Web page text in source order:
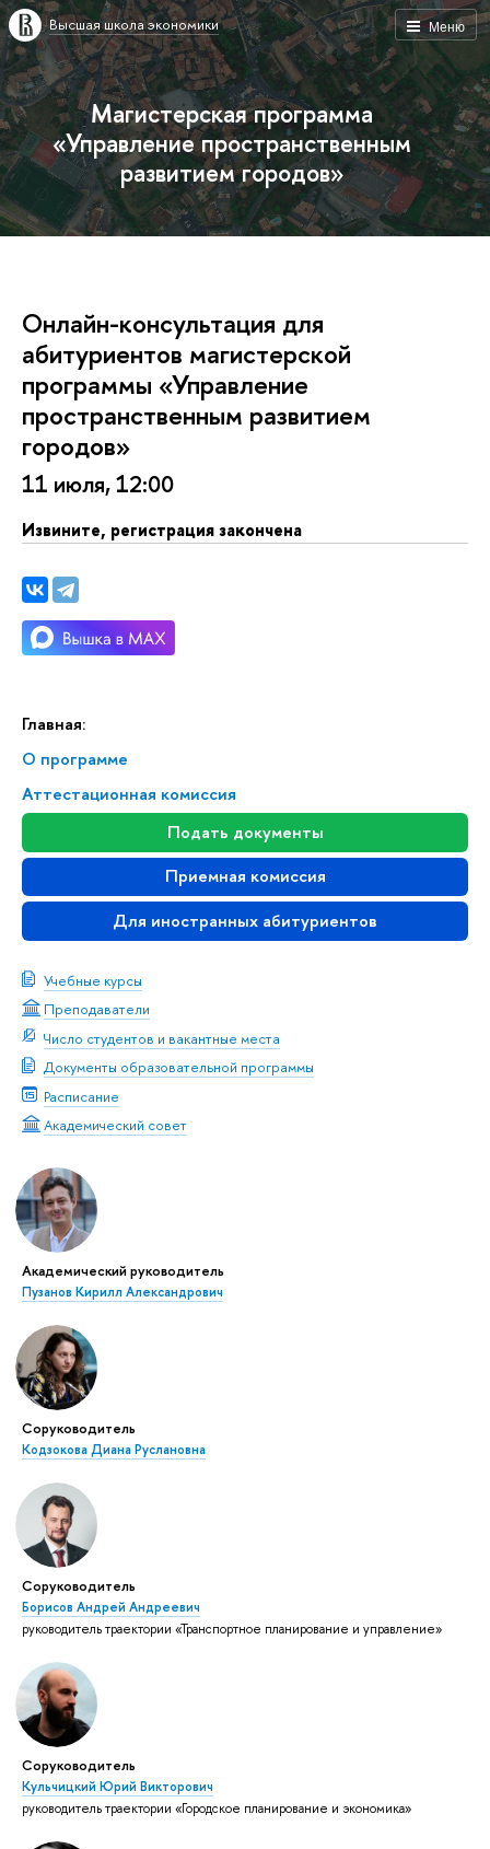
Меню
ысшая школа экономики
Магистерская программа
«Управление пространственным
развитием городов»
Главная:
О программе
Аттестационная комиссия
Подать документы
Приемная комиссия
Для иностранных абитуриенто
Учебные курсы
Преподаватели
Число студентов и вакантные места
Документы образовательной программы
Расписание
Академический совет
Академический руководитель
Пузанов Кирилл Александрович
Соруководитель
Кодзокова Диана Руслановна
Соруководитель
Борисов Андрей Андреевич
руководитель траектории «Транспортное планирование и управление»
Соруководитель
Кульчицкий Юрий Викторович
руководитель траектории «Городское планирование и экономика»
Онлайн-консультация для
абитуриентов магистерской
программы «Управление
пространственным развитием
ородов»
11 июля, 12:00
Извините, регистрация закончена